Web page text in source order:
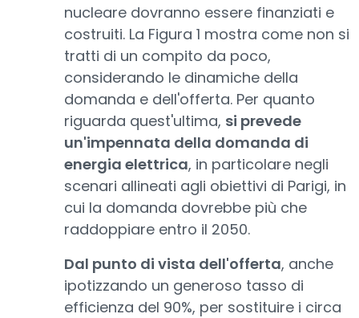
nucleare dovranno essere finanziati e
costruiti. La Figura 1 mostra come non si
tratti di un compito da poco,
considerando le dinamiche della
domanda e dell'offerta. Per quanto
riguarda quest'ultima, si prevede
un'impennata della domanda di
energia elettrica, in particolare negli
scenari allineati agli obiettivi di Parigi, in
cui la domanda dovrebbe più che
raddoppiare entro il 2050.
Dal punto di vista dell'offerta, anche
ipotizzando un generoso tasso di
efficienza del 90%, per sostituire i circa